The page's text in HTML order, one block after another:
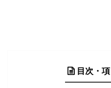
目次・項